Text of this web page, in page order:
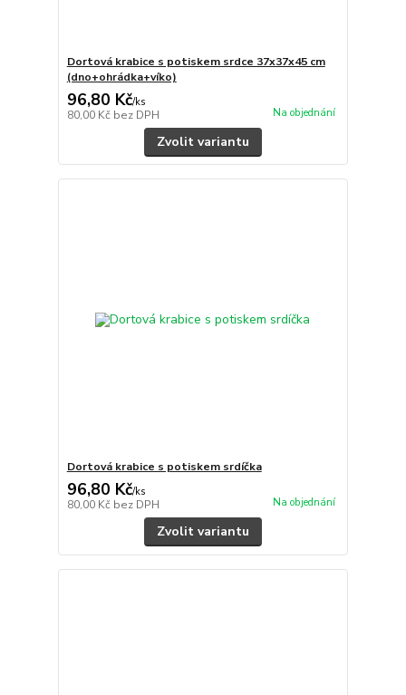
Dortová krabice s potiskem srdce 37x37x45 cm
(dno+ohrádka+víko)
96,80 Kč/ks
80,00 Kč bez DPH Na objednání
Zvolit variantu
Dortová krabice s potiskem srdíčka
96,80 Kč/ks
80,00 Kč bez DPH Na objednání
Zvolit variantu